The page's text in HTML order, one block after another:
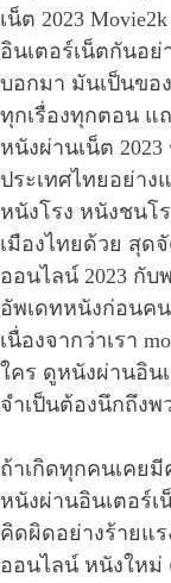
เน็ต 2023
อินเตอร์เน็ตกันอ
บอกมา มันเป็นขอ
ทุกเรื่องทุกตอน แ
หนังผ่านเน็ต
ประเทศไทยอย่าง
หนังโรง หนังชนโ
เมืองไทยด้วย สุด
ออนไลน์ 2023 กับ
อัพเดทหนังก่อนค
เนื่องจากว่าเรา
ใคร ดูหนังผ่านอิน
จำเป็นต้องนึกถึงพ
ถ้าเกิดทุกคนเคย
หนังผ่านอินเตอร์
คิดผิดอย่างร้ายแ
ออนไลน์ หนังใหม่